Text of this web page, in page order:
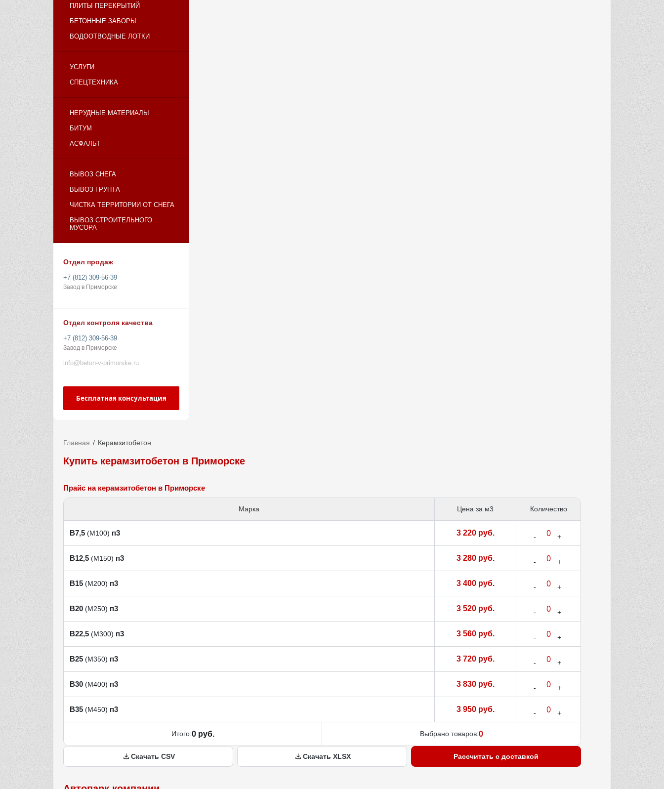
ПЛИТЫ ПЕРЕКРЫТИЙ
БЕТОННЫЕ ЗАБОРЫ
ВОДООТВОДНЫЕ ЛОТКИ
УСЛУГИ
СПЕЦТЕХНИКА
НЕРУДНЫЕ МАТЕРИАЛЫ
БИТУМ
АСФАЛЬТ
ВЫВОЗ СНЕГА
ВЫВОЗ ГРУНТА
ЧИСТКА ТЕРРИТОРИИ ОТ СНЕГА
ВЫВОЗ СТРОИТЕЛЬНОГО
МУСОРА
Отдел продаж
+7 (812) 309-56-39
Завод в Приморске
Отдел контроля качества
+7 (812) 309-56-39
Завод в Приморске
info@beton-v-primorske.ru
Бесплатная консультация
Главная Керамзитобетон
Купить керамзитобетон в Приморске
Прайс на керамзитобетон в Приморске
Марка Цена за м3 Количество
В7,5 (М100) п3 3 220 руб.
В12,5 (М150) п3 3 280 руб.
В15 (М200) п3 3 400 руб.
В20 (М250) п3 3 520 руб.
В22,5 (М300) п3 3 560 руб.
В25 (М350) п3 3 720 руб.
В30 (М400) п3 3 830 руб.
В35 (М450) п3 3 950 руб.
Итого:0 руб. Выбрано товаров:0
Скачать CSV Скачать XLSX Рассчитать с доставкой